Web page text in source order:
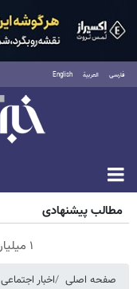
فارسی العربية English
شنبه ۱۷ مرداد ۱۴۰۵
مطالب پیشنهادی
۱ میلیارد اعتبار خرید طلا | بدون ضامن و چک
صفحه اصلی اخبار اجتماعی